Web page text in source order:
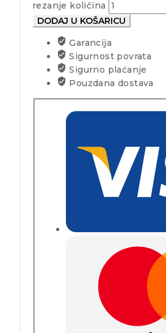
rezanje količina
DODAJ U KOŠARICU
Garancija
Sigurnost povrata
Sigurno plaćanje
Pouzdana dostava